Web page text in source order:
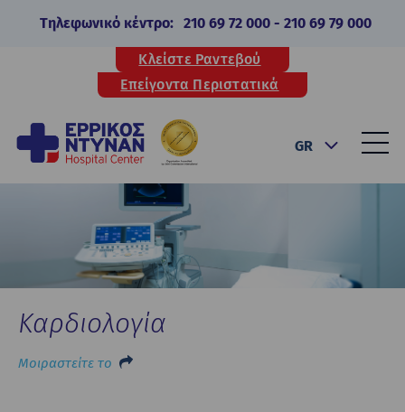
Τηλεφωνικό κέντρο: 210 69 72 000- 210 69 79 000
Κλείστε Ραντεβού
Επείγοντα Περιστατικά
GR
Καρδιολογία
Μοιραστείτε το